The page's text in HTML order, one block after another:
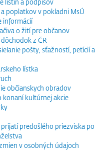
listín a podpisov
poplatkov v pokladni MsÚ
informácií
o žití pre občanov
z ČR
pošty, sťažností, petícií a
lístka
občianskych obradov
konaní kultúrnej akcie
predošlého priezviska po
v osobných údajoch